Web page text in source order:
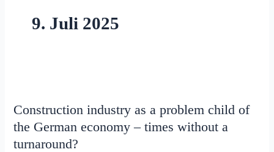
9. Juli 2025
Construction industry as a problem child of
the German economy – times without a
turnaround?
as
a
problem